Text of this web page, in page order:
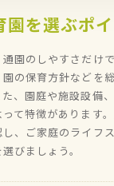
園を選ぶポ
園のしやすさだけ
の保育方針などを
、園庭や施設設備
て特徴があります
、ご家庭のライフ
びましょう。